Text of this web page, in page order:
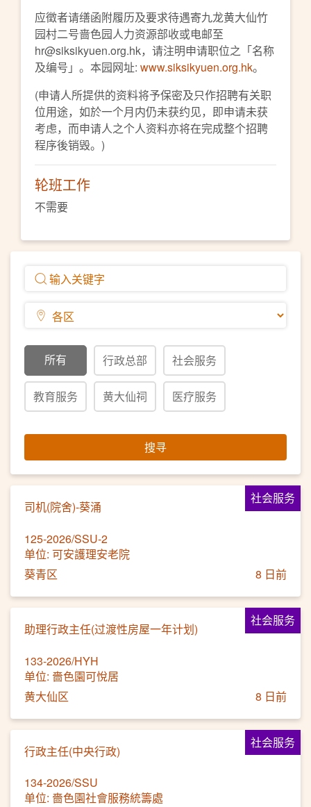
所有 行政总部 社会服务
教育服务 黄大仙祠 医疗服务
搜寻
社会服务
司机(院舍)-葵涌
125-2026/SSU-2
单位: 可安護理安老院
葵青区
8 日前
社会服务
助理行政主任(过渡性房屋一年计划)
133-2026/HYH
单位: 嗇色園可悅居
黄大仙区
8 日前
社会服务
行政主任(中央行政)
134-2026/SSU
单位: 嗇色園社會服務統籌處
应徵者请缮函附履历及要求待遇寄九龙黄大仙竹
园村二号啬色园人力资源部收或电邮至
hr@siksikyuen.org.hk，请注明申请职位之「名称
及编号」。本园网址: www.siksikyuen.org.hk。
(申请人所提供的资料将予保密及只作招聘有关职
位用途，如於一个月内仍未获约见，即申请未获
考虑，而申请人之个人资料亦将在完成整个招聘
程序後销毁。)
轮班工作
不需要